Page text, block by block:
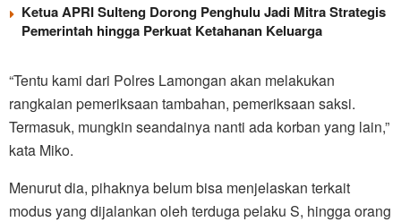
Ketua APRI Sulteng Dorong Penghulu Jadi Mitra Strategis
Pemerintah hingga Perkuat Ketahanan Keluarga
“Tentu kami dari Polres Lamongan akan melakukan
rangkaian pemeriksaan tambahan, pemeriksaan saksi.
Termasuk, mungkin seandainya nanti ada korban yang lain,”
kata Miko.
Menurut dia, pihaknya belum bisa menjelaskan terkait
modus yang dijalankan oleh terduga pelaku S, hingga orang